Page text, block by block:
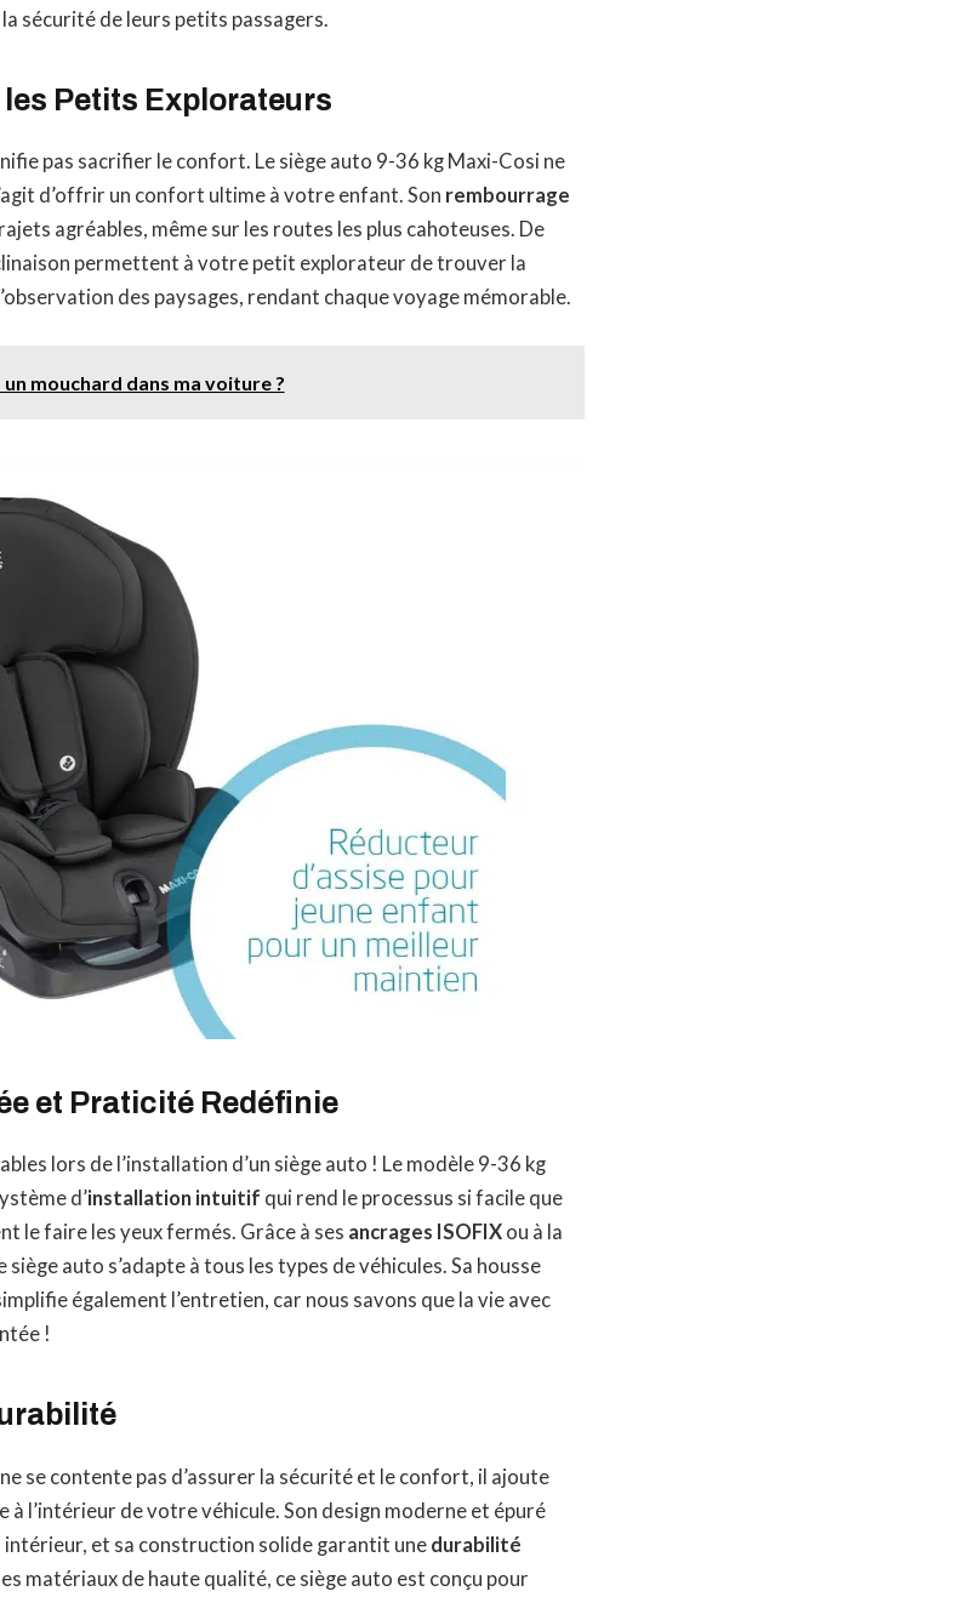
sécurité de leurs petits passagers.
Petits Explorateurs
pas sacrifier le confort. Le siège auto 9-36 kg Maxi-Cosi ne
d’offrir un confort ultime à votre enfant. Son rembourrage
agréables, même sur les routes les plus cahoteuses. De
permettent à votre petit explorateur de trouver la
des paysages, rendant chaque voyage mémorable.
mouchard dans ma voiture ?
et Praticité Redéfinie
lors de l’installation d’un siège auto ! Le modèle 9-36 kg
d’installation intuitif qui rend le processus si facile que
le faire les yeux fermés. Grâce à ses ancrages ISOFIX ou à la
auto s’adapte à tous les types de véhicules. Sa housse
également l’entretien, car nous savons que la vie avec
!
se contente pas d’assurer la sécurité et le confort, il ajoute
à l’intérieur de votre véhicule. Son design moderne et épuré
intérieur, et sa construction solide garantit une durabilité
matériaux de haute qualité, ce siège auto est conçu pour